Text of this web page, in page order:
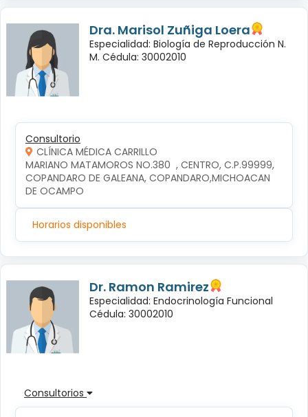
Dra. Marisol Zuñiga Loera
Especialidad: Biología de Reproducción N.
M. Cédula: 30002010
Consultorio
CLÍNICA MÉDICA CARRILLO
MARIANO MATAMOROS NO.380  , CENTRO, C.P.99999,
COPANDARO DE GALEANA, COPANDARO,MICHOACAN
DE OCAMPO
Horarios disponibles
Dr. Ramon Ramirez
Especialidad: Endocrinología Funcional
Cédula: 30002010
Consultorios